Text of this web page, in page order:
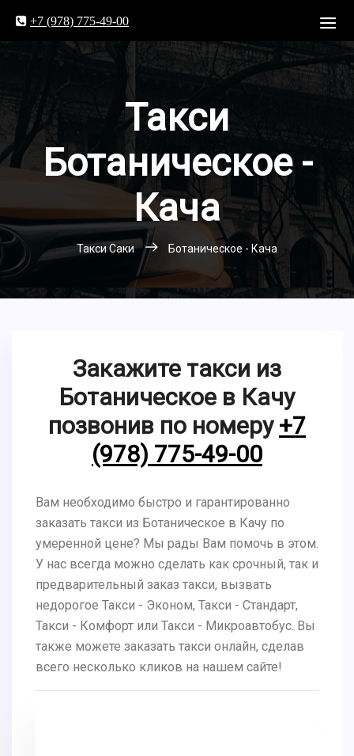
+7 (978) 775-49-00
Такси
Ботаническое -
Кача
Такси Саки Ботаническое - Кача
Закажите такси из
Ботаническое в Качу
позвонив по номеру +7
(978) 775-49-00
Вам необходимо быстро и гарантированно
заказать такси из Ботаническое в Качу по
умеренной цене? Мы рады Вам помочь в этом.
У нас всегда можно сделать как срочный, так и
предварительный заказ такси, вызвать
недорогое Такси - Эконом, Такси - Стандарт,
Такси - Комфорт или Такси - Микроавтобус. Вы
также можете заказать такси онлайн, сделав
всего несколько кликов на нашем сайте!